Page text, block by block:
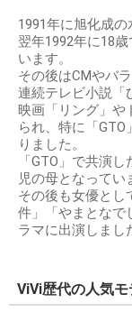
1991年に旭化成の
翌年1992年に18
います。
その後はCMやバ
連続テレビ小説「
映画「リング」や
られ、特に「
りました。
「GTO」で共演
児の母となってい
その後も女優とし
件」「やまとなで
ラマに出演しまし
ViVi歴代の人気